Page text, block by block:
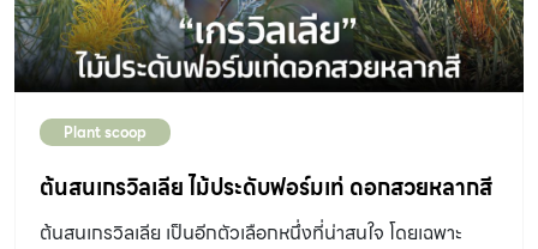
Plant scoop
ต้นสนเกรวิลเลีย ไม้ประดับฟอร์มเท่ ดอกสวยหลากสี
ต้นสนเกรวิลเลีย เป็นอีกตัวเลือกหนึ่งที่น่าสนใจ โดยเฉพาะ